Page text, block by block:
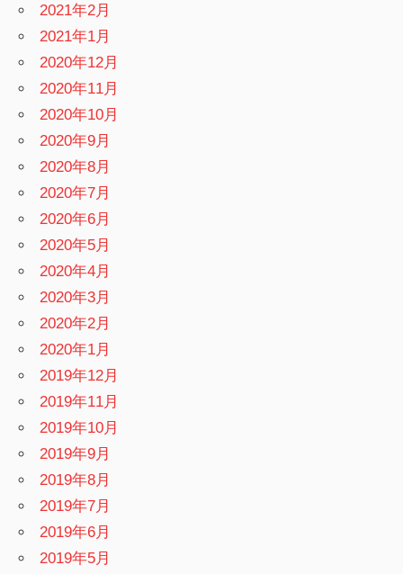
2021年2月
2021年1月
2020年12月
2020年11月
2020年10月
2020年9月
2020年8月
2020年7月
2020年6月
2020年5月
2020年4月
2020年3月
2020年2月
2020年1月
2019年12月
2019年11月
2019年10月
2019年9月
2019年8月
2019年7月
2019年6月
2019年5月